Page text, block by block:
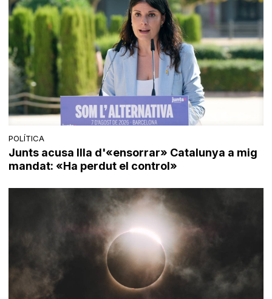
POLÍTICA
Junts acusa Illa d'«ensorrar» Catalunya a mig
mandat: «Ha perdut el control»